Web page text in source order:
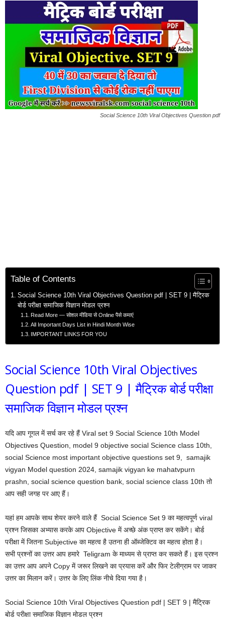
Social Science 10th Viral Objectives Question pdf
Table of Contents
Social Science 10th Viral Objectives Question pdf | SET 9 | मैट्रिक
बोर्ड परीक्षा समाजिक विज्ञान मोडल प्रश्न
Read More — सोशल मीडिया से Online पैसे कमाएं
All Important Days List in Hindi Month Wise
IMPORTANT LINKS FOR YOU
Social Science 10th Viral Objectives
Question pdf | SET 9 | मैट्रिक बोर्ड परीक्षा
समाजिक विज्ञान मोडल प्रश्न
यदि आप गूगल में सर्च कर रहे हैं Viral set 9 Social Science 10th Model
Objectives Question, model 9 objective social Science class 10th,
social Science most important objective questions set 9, samajik
vigyan Model question 2024, samajik vigyan ke mahatvpurn
prashn, social science question bank, social science class 10th तो
आप सही जगह पर आए हैं।
यहां हम आपके साथ शेयर करने वाले हैं Social Science Set 9 का महत्वपूर्ण viral
प्रश्न जिसका अभ्यास करके आप Objective में अच्छे अंक प्राप्त कर सकेंगे। बोर्ड
परीक्षा में जितना Subjective का महत्व है उतना ही ऑब्जेक्टिव का महत्व होता है।
सभी प्रश्नों का उत्तर आप हमारे Teligram के माध्यम से प्राप्त कर सकते हैं। इस प्रश्न
का उत्तर आप अपने Copy में जरूर लिखने का प्रयास करें और फिर टेलीग्राम पर जाकर
उत्तर का मिलान करें। उत्तर के लिए लिंक नीचे दिया गया है।
Social Science 10th Viral Objectives Question pdf | SET 9 | मैट्रिक
बोर्ड परीक्षा समाजिक विज्ञान मोडल प्रश्न